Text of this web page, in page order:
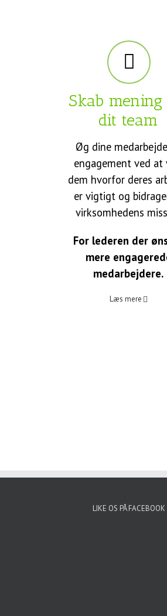
Skab
dit team
Øg dine
engagement ved at
dem hvorfor deres
er vigtigt og
virksomhedens
For lederen der
mere
medarbejdere.
Læs mere
LIKE OS PÅ FACEBOOK